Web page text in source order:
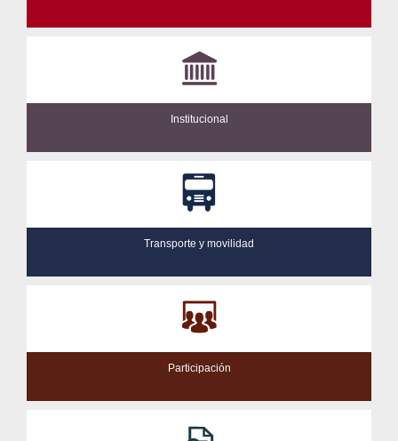
Institucional
Transporte y movilidad
Participación